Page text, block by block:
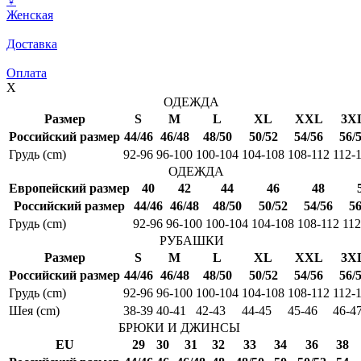
Женская
Доставка
Оплата
X
ОДЕЖДА
Размер
S M L XL XXL
Российский размер 44/46 46/48 48/50 50/52 54/56
56/
Грудь (cm)
92-96 96-100 100-104 104-108 108-112 112-
ОДЕЖДА
Европейский размер
40 42 44 46 48
Российский размер
44/46 46/48 48/50 50/52 54/56
Грудь (cm)
92-96 96-100 100-104 104-108 108-112
РУБАШКИ
Размер
S M L XL XXL
Российский размер 44/46 46/48 48/50 50/52 54/56
56/
Грудь (cm)
92-96 96-100 100-104 104-108 108-112 112-
Шея (cm)
38-39 40-41 42-43 44-45 45-46
46-
БРЮКИ И ДЖИНСЫ
EU
29 30 31 32 33 34 36
38